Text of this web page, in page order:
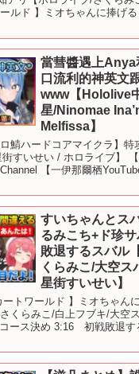
ールド 】ミオちゃんに捧げ
當彗醬遇上
口流利的神英文
www【Hololive
星/Ninomae
Melfissa】
ロ鯖ハードコアマイクラ】
街すいせい / ホロライブ】
【一伊那爾栖
すいちゃんとス
るみこち+ド珍
敗退するスバル
くらみこ/大空ス
星街すいせい】
トワールド 】ミオちゃん
さくらみこ/白上フブキ/大
ース決め 3:16 初戦敗退す